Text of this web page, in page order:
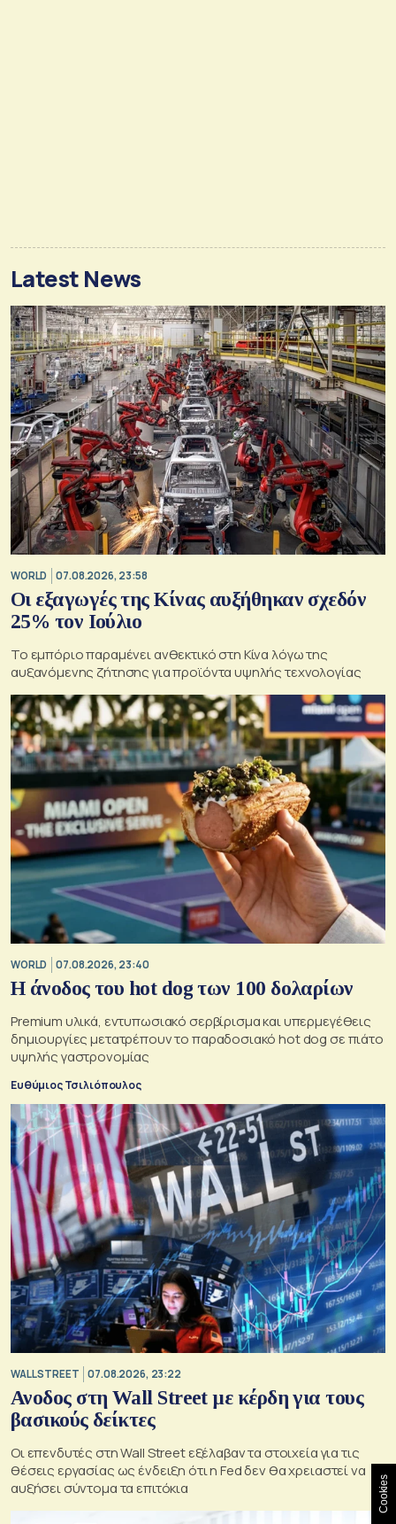
Latest News
WORLD 07.08.2026, 23:58
Οι εξαγωγές της Κίνας αυξήθηκαν σχεδόν
25% τον Ιούλιο
Το εμπόριο παραμένει ανθεκτικό στη Κίνα λόγω της
αυξανόμενης ζήτησης για προϊόντα υψηλής τεχνολογίας
WORLD 07.08.2026, 23:40
Η άνοδος του hot dog των 100 δολαρίων
Premium υλικά, εντυπωσιακό σερβίρισμα και υπερμεγέθεις
δημιουργίες μετατρέπουν το παραδοσιακό hot dog σε πιάτο
υψηλής γαστρονομίας
Ευθύμιος Τσιλιόπουλος
WALL STREET 07.08.2026, 23:22
Ανοδος στη Wall Street με κέρδη για τους
βασικούς δείκτες
Οι επενδυτές στη Wall Street εξέλαβαν τα στοιχεία για τις
θέσεις εργασίας ως ένδειξη ότι η Fed δεν θα χρειαστεί να
αυξήσει σύντομα τα επιτόκια
Cookies